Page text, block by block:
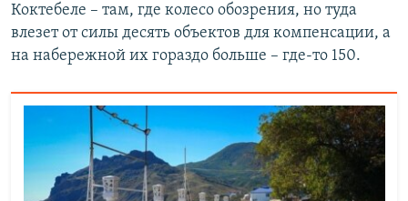
Коктебеле – там, где колесо обозрения, но туда
влезет от силы десять объектов для компенсации, а
на набережной их гораздо больше – где-то 150.